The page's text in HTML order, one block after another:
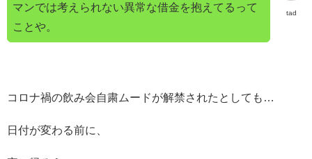
tad
マンでは考えられない異常な借金を抱えてるって
ことや。
コロナ禍の飲み会自粛ムードが解禁されたとしても…
日付が変わる前に、